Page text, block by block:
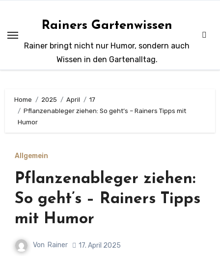
springen
Rainers Gartenwissen
Rainer bringt nicht nur Humor, sondern auch
Wissen in den Gartenalltag.
Home 2025 April
17
Pflanzenableger ziehen: So geht’s – Rainers Tipps mit
Humor
Allgemein
Pflanzenableger ziehen:
So geht’s – Rainers Tipps
mit Humor
Von Rainer 17. April 2025